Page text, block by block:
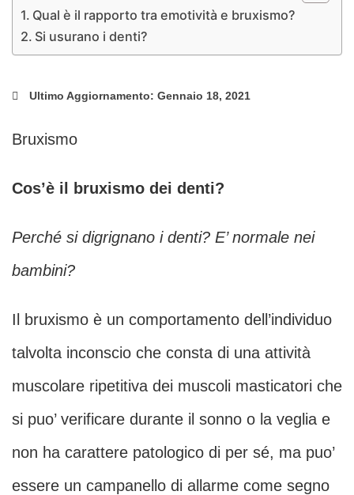
Qual è il rapporto tra emotività e bruxismo?
Si usurano i denti?
Ultimo Aggiornamento: Gennaio 18, 2021
Bruxismo
Cos’è il bruxismo dei denti?
Perché si digrignano i denti? E’ normale nei
bambini?
Il bruxismo è un comportamento dell’individuo
talvolta inconscio che consta di una attività
muscolare ripetitiva dei muscoli masticatori che
si puo’ verificare durante il sonno o la veglia e
non ha carattere patologico di per sé, ma puo’
essere un campanello di allarme come segno